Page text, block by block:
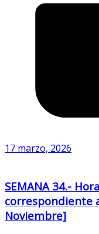
17 marzo, 2026
SEMANA 34.-
correspondiente
Noviembre]